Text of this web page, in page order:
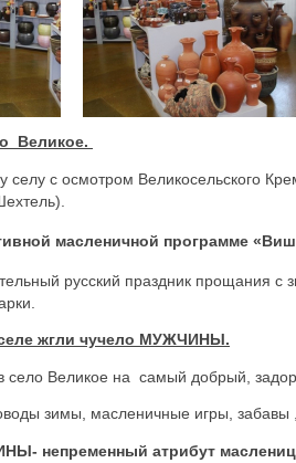
Великое.
селу с осмотром Великосельского
масленичной программе
русский праздник прощания с
жгли чучело МУЖЧИНЫ.
Великое на самый добрый,
зимы, масленичные игры, забавы
непременный атрибут